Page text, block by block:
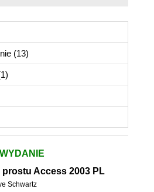
(13)
prostu Access 2003 PL
Schwartz